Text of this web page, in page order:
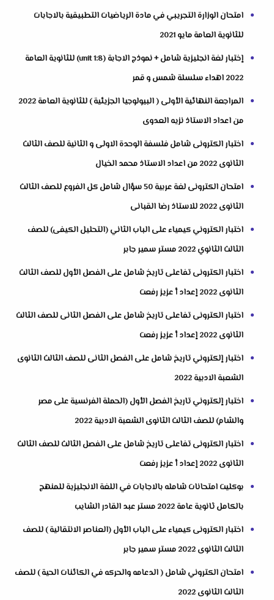
امتحان الوزارة التجريبي في مادة الرياضيات التطبيقية بالاجابات
للثانوية العامة مايو 2021
إختبار لغة انجليزية شامل + نموذج الاجابة (unit 1:8) للثانوية العامة
2022 اهداء سلسلة شمس و قمر
المراجعة النهائية الأولى ( البيولوجيا الجزيئية ) للثانوية العامة 2022
من اعداد الاستاذ نزيه العدوى
اختبار الكترونى شامل فلسفة الوحدة الاولى و الثانية للصف الثالث
الثانوى 2022 من اعداد الاستاذ محمد الخيال
امتحان الكترونى لغة عربية 50 سؤال شامل كل الفروع للصف الثالث
الثانوى 2022 للاستاذ رضا القبانى
اختبار الكتروني كيمياء على الباب الثاني (التحليل الكيفى) للصف
الثالث الثانوي 2022 مستر سمير جابر
اختبار الكترونى تفاعلى تاريخ شامل على الفصل الأول للصف الثالث
الثانوى 2022 إعداد أ عزيز رفعت
اختبار الكترونى تفاعلى تاريخ شامل على الفصل الثانى للصف الثالث
الثانوى 2022 إعداد أ عزيز رفعت
اختبار إلكتروني تاريخ شامل على الفصل الثانى للصف الثالث الثانوى
الشعبة الادبية 2022
اختبار إلكتروني تاريخ الفصل الأول (الحملة الفرنسية على مصر
والشام) للصف الثالث الثانوى الشعبة الادبية 2022
اختبار الكترونى تفاعلى تاريخ شامل على الفصل الثالث للصف الثالث
الثانوى 2022 إعداد أ عزيز رفعت
بوكليت امتحانات شامله بالاجابات في اللغة الانجليزية للمنهج
بالكامل ثانوية عامة 2022 مستر عبد القادر الشايب
اختبار الكترونى كيمياء على الباب الأول (العناصر الانتقالية ) للصف
الثالث الثانوى 2022 مستر سمير جابر
امتحان الكتروني شامل ( الدعامه والحركه في الكائنات الحية ) للصف
الثالث الثانوى 2022